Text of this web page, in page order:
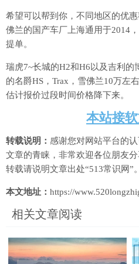
希望可以帮到你，不同地区的优
佛兰的国产车厂上海通用于2014
提单。
瑞虎7~长城的H2和H6以及吉利的
的名爵HS，Trax，雪佛兰10万左
估计报价过段时间价格降下来。
本站接
转载说明： 感谢您对网站平台的
文章的青睐，非常欢迎各位朋友
转载请说明文章出处“513常识网”。
本文地址： https://
相关文章阅读